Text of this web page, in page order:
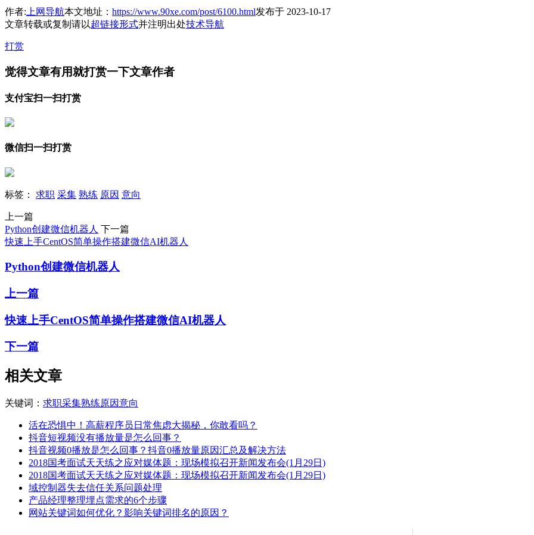
作者: 上网导航本文地址： https://www.90xe.com/post/6100.html发布于 2023-10-17
文章转载或复制请以超链接形式并注明出处技术导航
打赏
觉得文章有用就打赏一下文章作者
支付宝扫一扫打赏
微信扫一扫打赏
标签： 求职 采集 熟练 原因 意向
上一篇
Python创建微信机器人 下一篇
快速上手CentOS简单操作搭建微信AI机器人
Python创建微信机器人
上一篇
快速上手CentOS简单操作搭建微信AI机器人
下一篇
相关文章
关键词： 求职采集熟练原因意向
活在恐惧中！高薪程序员日常焦虑大揭秘，你敢看吗？
抖音短视频没有播放量是怎么回事？
抖音视频0播放是怎么回事？抖音0播放量原因汇总及解决方法
2018国考面试天天练之应对媒体题：现场模拟召开新闻发布会(1月29日)
2018国考面试天天练之应对媒体题：现场模拟召开新闻发布会(1月29日)
域控制器失去信任关系问题处理
产品经理整理埋点需求的6个步骤
网站关键词如何优化？影响关键词排名的原因？